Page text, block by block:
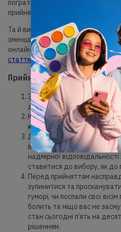
пограти, чим зайнятися на
прийняв це рішення.
Та й вибір такого масштабу
зменшити наслідки. До речі,
онлайн-навчання для своєї
статтю.
Прийняття ефективних
Згадайте, що мозок уже
до підсвідомості.
Користуйтесятехнікою
квадратом Декарта.
Досить думати, що кожен
вплине на ваше життя.
надмірної
ставитися до вибору, як до
Перед прийняттям
зупинитися та
гуморі, чи поспали свої
болить та ніщо вас не
стан сьогодні п’ять на
рішенням.